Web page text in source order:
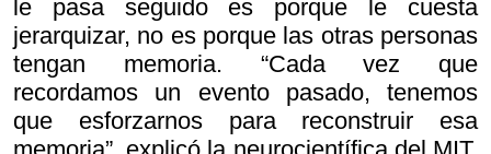
le pasa seguido es porque le cuesta
jerarquizar, no es porque las otras personas
tengan memoria. “Cada vez que
recordamos un evento pasado, tenemos
que esforzarnos para reconstruir esa